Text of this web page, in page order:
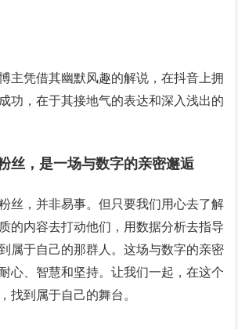
主凭借其幽默风趣的解说，在抖音上拥
功，在于其接地气的表达和深入浅出的
丝，是一场与数字的亲密邂逅
丝，并非易事。但只要我们用心去了解
的内容去打动他们，用数据分析去指导
属于自己的那群人。这场与数字的亲密
心、智慧和坚持。让我们一起，在这个
找到属于自己的舞台。